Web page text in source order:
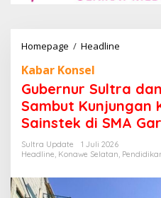
Homepage / Headline
Bupati
Konsel
Sambut
Dikti
Kabar Konsel
Gubernur Sultra
Sambut Kunjungan
Sainstek di SMA
Sultra Update
1 Juli 2026
Headline, Konawe Selatan,